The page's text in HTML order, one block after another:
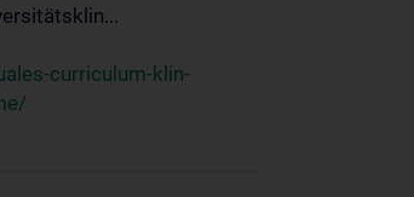
curriculum-klin-